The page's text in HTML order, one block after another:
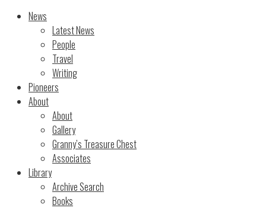
News
Latest News
People
Travel
Writing
Pioneers
About
About
Gallery
Granny’s Treasure Chest
Associates
Library
Archive Search
Books